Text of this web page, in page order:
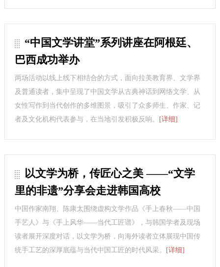
“中国文学讲堂”系列讲座在阿根廷、
巴西成功举办
两场活动以线上线下相结合的方式，面向拉美教育界、文学界
及普通读者，集中呈现了中国文学从古典神话到网络文学、从
女性写作到当代创作的多维图景，吸引了众多师生、作家、记
者及文化机构代表参与，在当地引发积极反响。
[详细]
以文学为桥，传匠心之美 ——“文学
里的非遗”分享会走进韩国高校
中国作家南翔、陈康太围绕虚构文学作品《手上春秋——中国
手艺人》与《手上风华——当代工匠谱》，与韩国学者及现场
读者展开深度对话，以文学为桥，向海外读者立体展现中国传
统手工艺的深厚底蕴与当代中国工匠的时代风采。
[详细]